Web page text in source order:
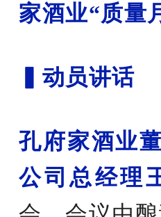
家酒业“质量
▍动员讲话
孔府家酒业
公司总经理